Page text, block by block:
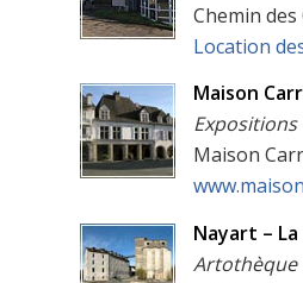
Chemin des
Location
Maison
Expositions
Maison
Nayart –
Artothèque